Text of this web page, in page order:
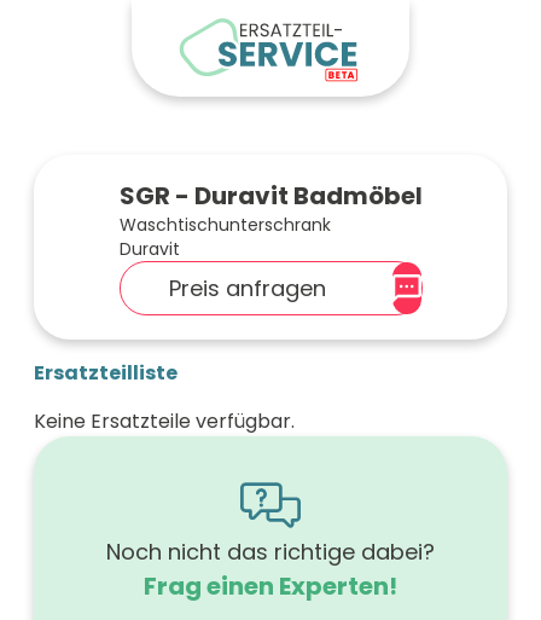
SGR - Duravit Badmöbel
Waschtischunterschrank
Duravit
Preis anfragen
Ersatzteilliste
Keine Ersatzteile verfügbar.
Noch nicht das richtige dabei?
Frag einen Experten!